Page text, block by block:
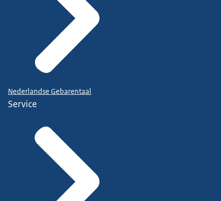
Nederlandse Gebarentaal
Service